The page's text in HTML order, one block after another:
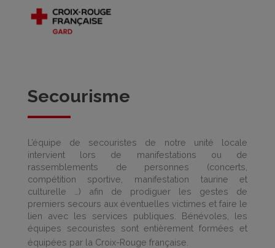
Secourisme
L’équipe de secouristes de notre unité locale
intervient lors de manifestations ou de
rassemblements de personnes (concerts,
compétition sportive, manifestation taurine et
culturelle …) afin de prodiguer les gestes de
premiers secours aux éventuelles victimes et faire le
lien avec les services publiques. Bénévoles, les
équipes secouristes sont entièrement formées et
équipées par la Croix-Rouge française.